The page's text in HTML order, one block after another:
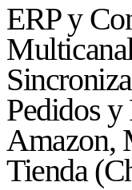
ERP y
Pedidos y
Amazon,
Tienda